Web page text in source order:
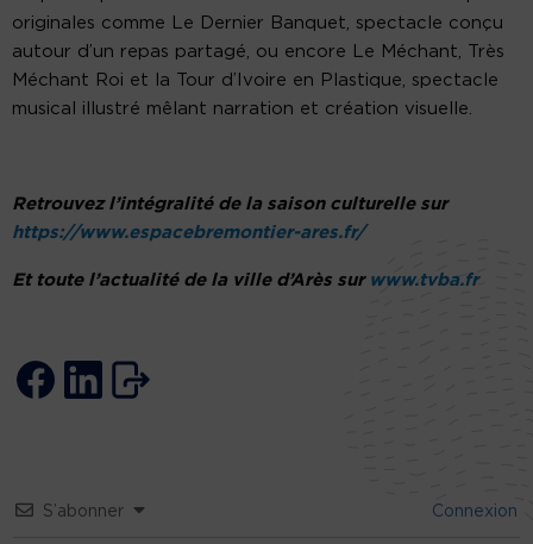
originales comme Le Dernier Banquet, spectacle conçu
autour d’un repas partagé, ou encore Le Méchant, Très
Méchant Roi et la Tour d’Ivoire en Plastique, spectacle
musical illustré mêlant narration et création visuelle.
Retrouvez l’intégralité de la saison culturelle sur
https://www.espacebremontier-ares.fr/
Et toute l’actualité de la ville d’Arès sur www.tvba.fr
S’abonner Connexion